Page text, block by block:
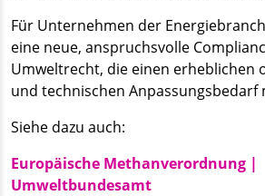
Für Unternehmen der
eine neue, anspruchsvolle
Umweltrecht, die einen erheblichen
und technischen Anpassungsbedarf
Siehe dazu auch:
Europäische Methanverordnung |
Umweltbundesamt